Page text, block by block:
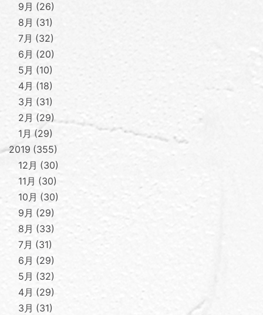
9月
26
8月
31
7月
32
6月
20
5月
10
4月
18
3月
31
2月
29
1月
29
2019 355
12月
30
11月
30
10月
30
9月
29
8月
33
7月
31
6月
29
5月
32
4月
29
3月
31